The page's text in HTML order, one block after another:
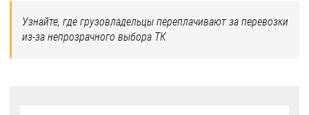
Узнайте, где грузовладельцы переплачивают за перевозки
из-за непрозрачного выбора ТК